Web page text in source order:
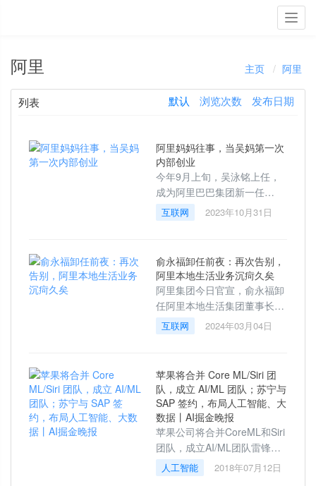
阿里 主页 阿里
列表 默认 浏览次数 发布日期
阿里妈妈往事，当吴妈第一次
内部创业
今年9月上旬，吴泳铭上任，
成为阿里巴巴集团新一任
CEO。众所周知，吴妈淡出一
线业务多年，在经营元璟资本
智能、理想汽车、of
互联网 2023年10月31日
俞永福卸任前夜：再次告别，
阿里本地生活业务沉疴久矣
阿里集团今日官宣，俞永福卸
任阿里本地生活集团董事长。
此前，就曾有接近俞永福的消
息人士曾告诉雷峰网，“俞永
曾计划将eWT
互联网 2024年03月04日
苹果将合并 Core ML/Siri 团
队，成立 AI/ML 团队；苏宁与
SAP 签约，布局人工智能、大
数据丨AI掘金晚报
苹果公司将合并CoreML和Siri
团队，成立AI/ML团队雷锋网
北京时间7月11消息，苹果公
司将合并CoreML和Siri团队，
人工智能 2018年07月12日